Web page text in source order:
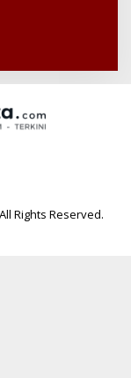
Rights Reserved.